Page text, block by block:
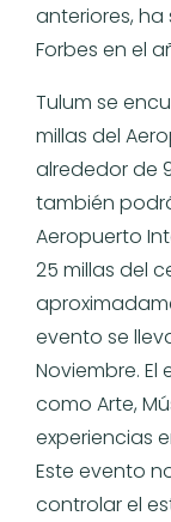
anteriores,
Forbes en el
Tulum se
millas del
alrededor de
también
Aeropuerto
25 millas del
evento se
Noviembre.
como Arte,
experiencias
Este evento
controlar el